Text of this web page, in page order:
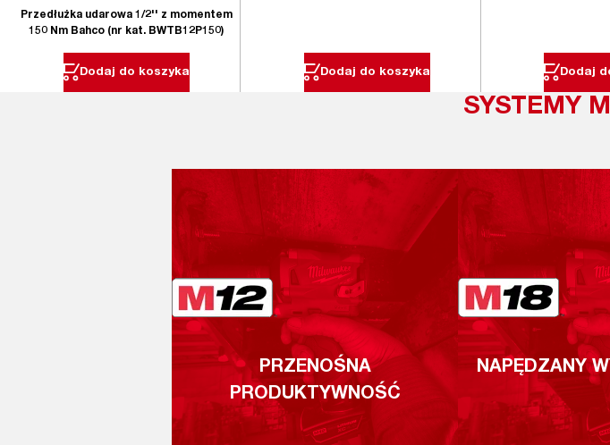
Przedłużka udarowa 1/2'' z momentem
150 Nm Bahco (nr kat. BWTB12P150)
Dodaj do koszyka Dodaj do koszyka Dodaj
SYSTEMY
PRZENOŚNA
PRODUKTYWNOŚĆ
NAPĘDZANY